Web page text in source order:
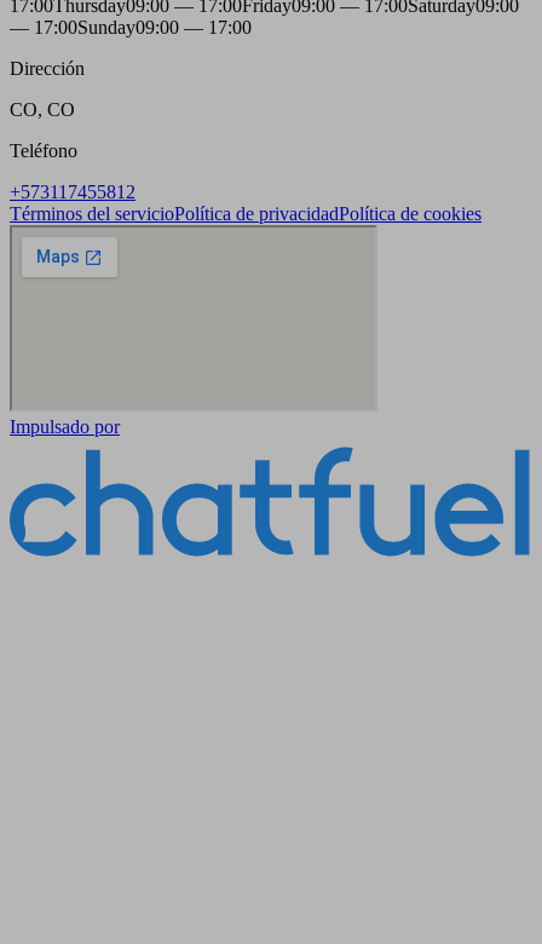
17:00Thursday09:00 — 17:00Friday09:00 — 17:00Saturday09:00
— 17:00Sunday09:00 — 17:00
Dirección
CO, CO
Teléfono
+573117455812
Términos del servicioPolítica de privacidadPolítica de cookies
Impulsado por